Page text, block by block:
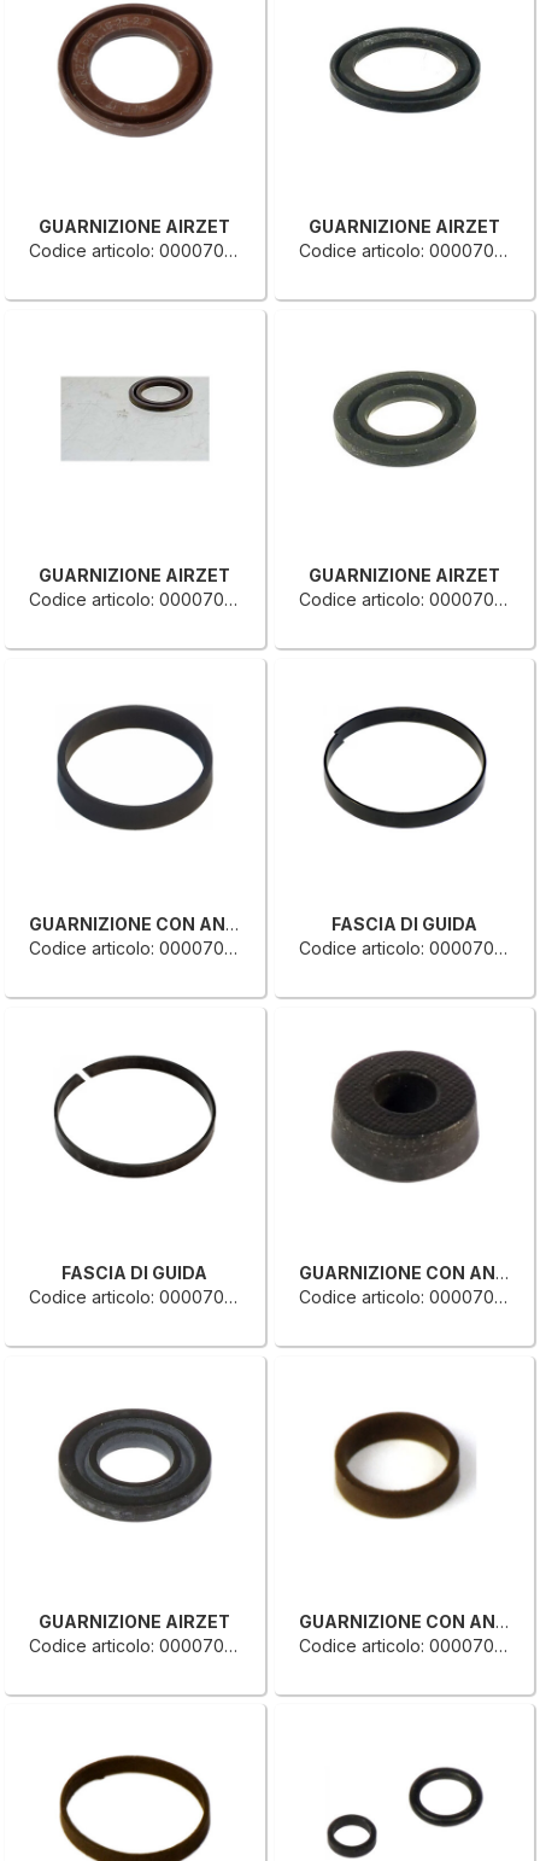
GUARNIZIONE AIRZET
Codice articolo: 0000707313L
GUARNIZIONE AIRZET
Codice articolo: 0000707311E
GUARNIZIONE AIRZET
Codice articolo: 0000707310C
GUARNIZIONE AIRZET
Codice articolo: 0000707305C
GUARNIZIONE CON ANELLO
Codice articolo: 0000707160D
FASCIA DI GUIDA
Codice articolo: 0000707095F
FASCIA DI GUIDA
Codice articolo: 0000707093B
GUARNIZIONE CON ANELLO
Codice articolo: 0000707047E
GUARNIZIONE AIRZET
Codice articolo: 0000707032C
GUARNIZIONE CON ANELLO
Codice articolo: 0000707019F